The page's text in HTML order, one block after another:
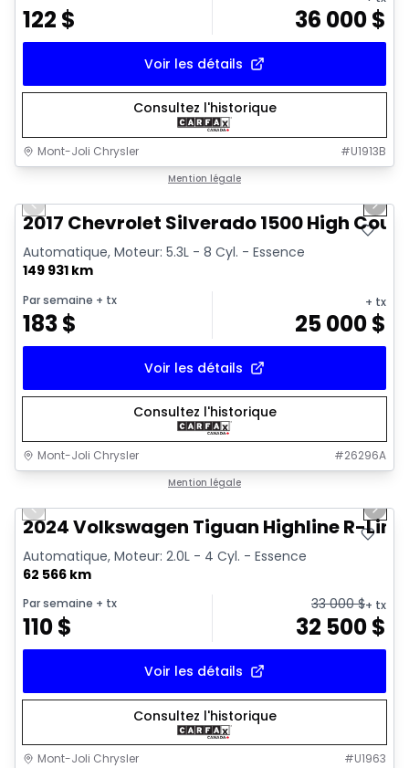
122 $ 36 000$
Voir les détails
Consultez l'historique
Mont-Joli Chrysler #U1913B
Mention légale
Vidéo disponible
Previous slide Next
2017 Chevrolet Silverado 1500 High
Automatique, Moteur: 5.3L - 8 Cyl. - Essence
149 931 km
Par semaine + tx
183$
+ tx
25 000$
Voir les détails
Consultez l'historique
Mont-Joli Chrysler #26296A
Mention légale
Vidéo disponible
Previous slide Next
2024 Volkswagen Tiguan Highline R-Line
Automatique, Moteur: 2.0L - 4 Cyl. - Essence
62 566 km
Par semaine + tx
110$
33 000$+ tx
32 500$
Voir les détails
Consultez l'historique
Mont-Joli Chrysler #U1963